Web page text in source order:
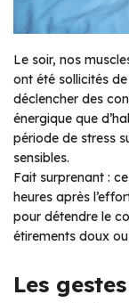
Le soir, nos
ont été sollicités
déclencher des
énergique que
période de stress
sensibles.
Fait surprenant :
heures après
pour détendre le
étirements doux
Les